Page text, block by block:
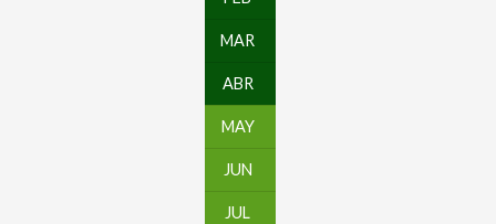
MAR
ABR
MAY
JUN
JUL